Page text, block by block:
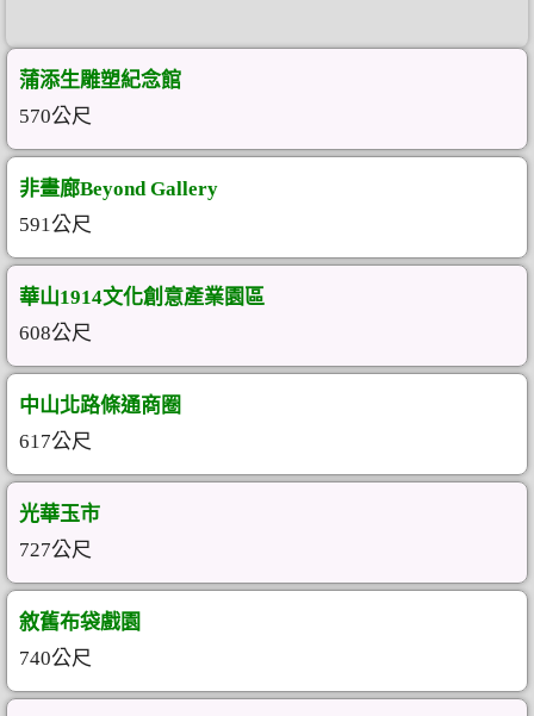
蒲添生雕塑紀念館
570公尺
非畫廊Beyond Gallery
591公尺
華山1914文化創意產業園區
608公尺
中山北路條通商圈
617公尺
光華玉市
727公尺
敘舊布袋戲園
740公尺